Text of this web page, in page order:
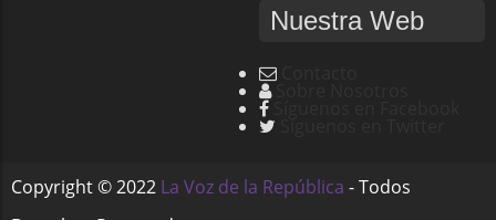
Nuestra Web
Copyright ©2022 La Voz de la República - Todos